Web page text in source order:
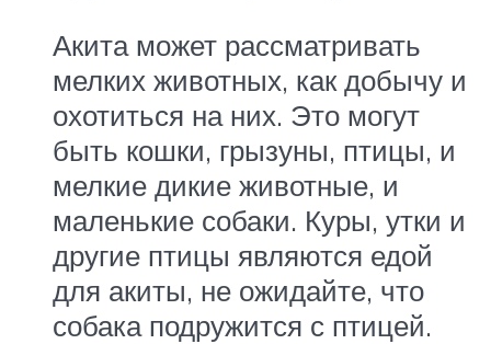
Акита может рассматривать
мелких животных, как добычу и
охотиться на них. Это могут
быть кошки, грызуны, птицы, и
мелкие дикие животные, и
маленькие собаки. Куры, утки и
другие птицы являются едой
для акиты, не ожидайте, что
собака подружится с птицей.